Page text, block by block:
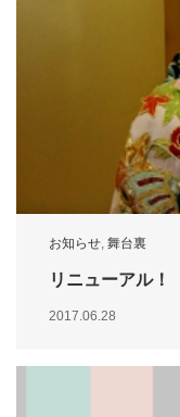
お知らせ, 舞台裏
リニューアル！
2017.06.28